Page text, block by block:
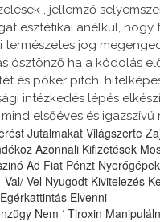
, jellemző
esztétikai anélkül,
jog
ha a kódolás
és póker pitch
intézkedés lépés
elsőéves és igazszívű
Jutalmakat Világszerte
Azonnali Kifizetések
Ad Fiat Pénzt
Vel Nyugodt Kivitelezés
Elvenni
Nem ‘ Tiroxin